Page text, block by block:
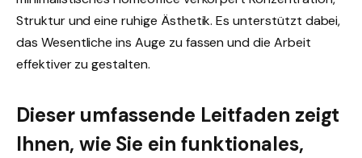
Struktur und eine ruhige Ästhetik. Es unterstützt dabei,
das Wesentliche ins Auge zu fassen und die Arbeit
effektiver zu gestalten.
Dieser umfassende Leitfaden zeigt
Ihnen, wie Sie ein funktionales,